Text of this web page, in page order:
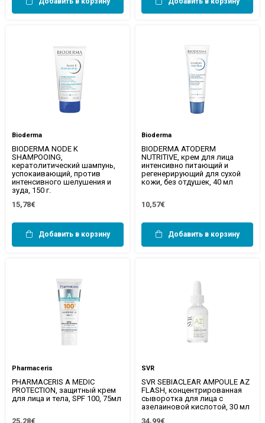
Bioderma
BIODERMA NODE K
SHAMPOOING,
кератолитический шампунь,
успокаивающий, против
интенсивного шелушения и
зуда, 150 г.
15,78€
Добавить в корзину
Bioderma
BIODERMA ATODERM
NUTRITIVE, крем для лица
интенсивно питающий и
регенерирующий для сухой
кожи, без отдушек, 40 мл
10,57€
Добавить в корзину
Pharmaceris
PHARMACERIS A MEDIC
PROTECTION, защитный крем
для лица и тела, SPF 100, 75мл
25,28€
SVR
SVR SEBIACLEAR AMPOULE AZ
FLASH, концентрированная
сыворотка для лица с
азелаиновой кислотой, 30 мл
34,99€